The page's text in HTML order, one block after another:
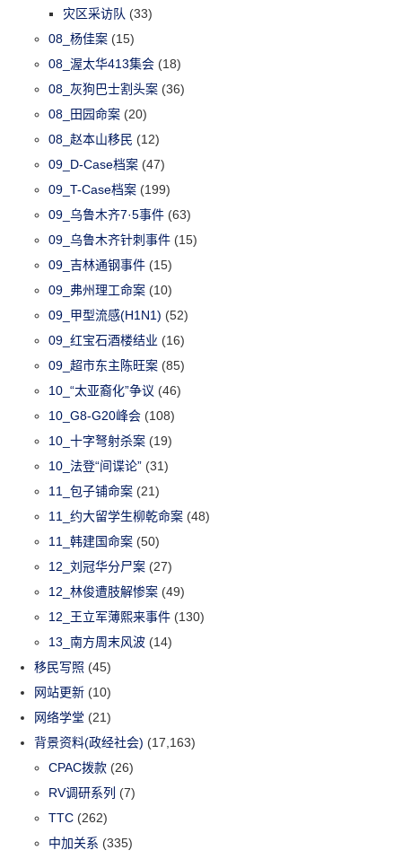
灾区采访队 (33)
08_杨佳案 (15)
08_渥太华413集会 (18)
08_灰狗巴士割头案 (36)
08_田园命案 (20)
08_赵本山移民 (12)
09_D-Case档案 (47)
09_T-Case档案 (199)
09_乌鲁木齐7·5事件 (63)
09_乌鲁木齐针刺事件 (15)
09_吉林通钢事件 (15)
09_弗州理工命案 (10)
09_甲型流感(H1N1) (52)
09_红宝石酒楼结业 (16)
09_超市东主陈旺案 (85)
10_“太亚裔化”争议 (46)
10_G8-G20峰会 (108)
10_十字弩射杀案 (19)
10_法登“间谍论” (31)
11_包子铺命案 (21)
11_约大留学生柳乾命案 (48)
11_韩建国命案 (50)
12_刘冠华分尸案 (27)
12_林俊遭肢解惨案 (49)
12_王立军薄熙来事件 (130)
13_南方周末风波 (14)
移民写照 (45)
网站更新 (10)
网络学堂 (21)
背景资料(政经社会) (17,163)
CPAC拨款 (26)
RV调研系列 (7)
TTC (262)
中加关系 (335)